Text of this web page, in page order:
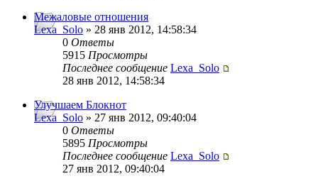
Межаловые отношения
Lexa_Solo » 28 янв 2012, 14:58:34
0 Ответы
5915 Просмотры
Последнее сообщение Lexa_Solo
28 янв 2012, 14:58:34
Улучшаем Блокнот
Lexa_Solo » 27 янв 2012, 09:40:04
0 Ответы
5895 Просмотры
Последнее сообщение Lexa_Solo
27 янв 2012, 09:40:04